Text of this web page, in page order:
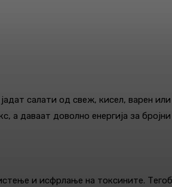
салати од свеж, кисел, варен или
а даваат доволно енергија за
и исфрлање на токсините.